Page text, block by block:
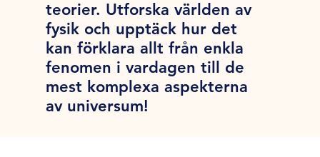
teorier. Utforska världen av
fysik och upptäck hur det
kan förklara allt från enkla
fenomen i vardagen till de
mest komplexa aspekterna
av universum!